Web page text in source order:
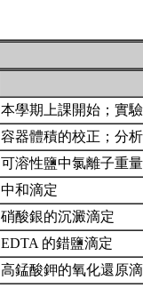
本學期上課開始；實
容器體積的校正；分
可溶性鹽中氯離子重
中和滴定
硝酸銀的沉澱滴定
EDTA 的錯鹽滴定
高錳酸鉀的氧化還原